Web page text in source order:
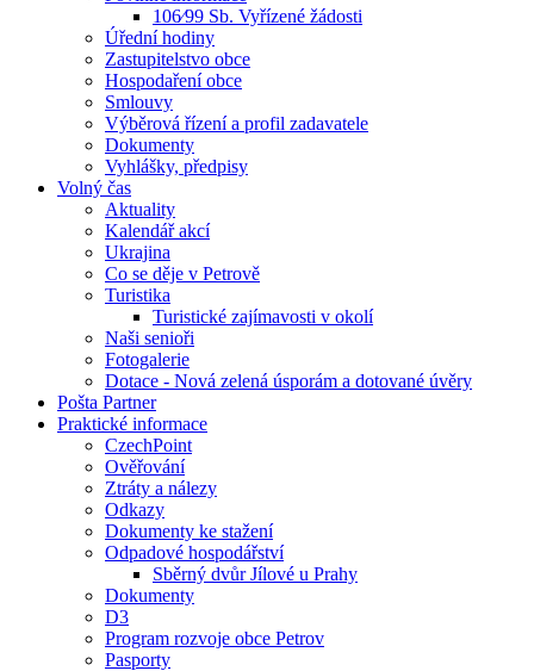
106⁄99 Sb. Vyřízené žádosti
Úřední hodiny
Zastupitelstvo obce
Hospodaření obce
Smlouvy
Výběrová řízení a profil zadavatele
Dokumenty
Vyhlášky, předpisy
Volný čas
Aktuality
Kalendář akcí
Ukrajina
Co se děje v Petrově
Turistika
Turistické zajímavosti v okolí
Naši senioři
Fotogalerie
Dotace - Nová zelená úsporám a dotované úvěry
Pošta Partner
Praktické informace
CzechPoint
Ověřování
Ztráty a nálezy
Odkazy
Dokumenty ke stažení
Odpadové hospodářství
Sběrný dvůr Jílové u Prahy
Dokumenty
D3
Program rozvoje obce Petrov
Pasporty